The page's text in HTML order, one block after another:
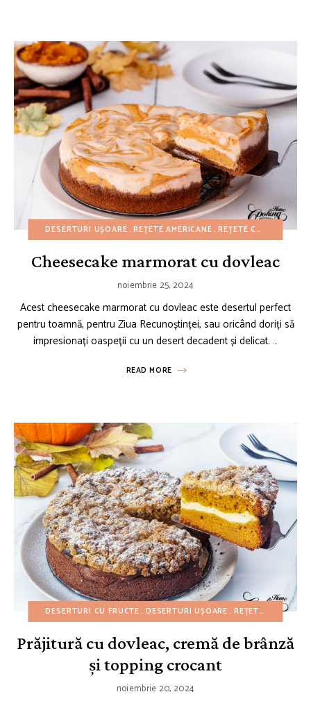
DESERTURI UȘOARE REȚETE AMERICANE REȚETE CU BUGET REDUS
Cheesecake marmorat cu dovleac
noiembrie 25, 2024
Acest cheesecake marmorat cu dovleac este desertul perfect
pentru toamnă, pentru Ziua Recunoștinței, sau oricând doriți să
impresionați oaspeții cu un desert decadent și delicat. …
READ MORE
DESERTURI CU FRUCTE DESERTURI UȘOARE REȚETE AMERICANE
Prăjitură cu dovleac, cremă de brânză
și topping crocant
noiembrie 20, 2024